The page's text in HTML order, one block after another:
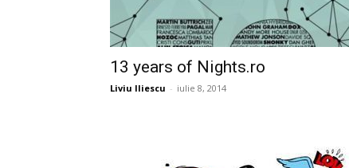
13 years of Nights.ro
Liviu Iliescu - iulie 8, 2014